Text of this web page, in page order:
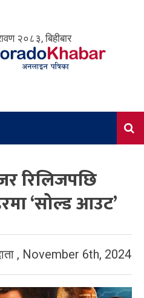
२०८३, बिहीबार
रिलिजपछि
‘सोल्ड आउट’
, November 6th, 2024